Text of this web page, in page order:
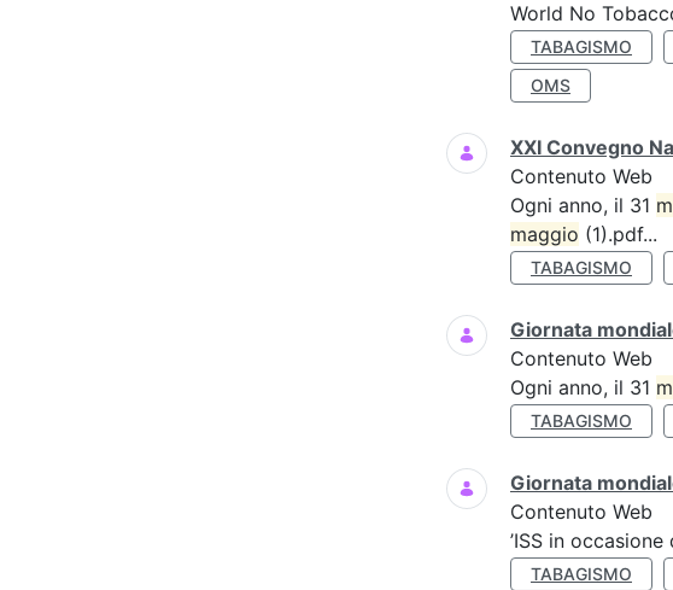
World No
TABAGISMO
OMS
XXI Convegno
Contenuto Web
Ogni anno, il 31
maggio (1).pdf...
TABAGISMO
Giornata
Contenuto Web
Ogni anno, il 31
TABAGISMO
Giornata
Contenuto Web
’ISS in
TABAGISMO